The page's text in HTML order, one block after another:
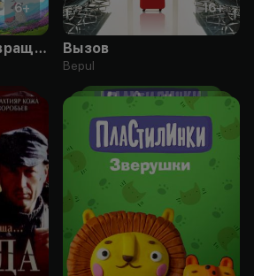
6+
Урфин Джюс возвращается
16+
Вызов
Bepul